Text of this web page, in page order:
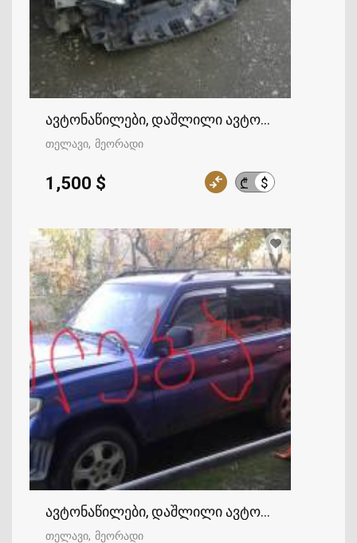
ავტონაწილები, დაშლილი ავტომობილები
თელავი მეორადი
₾ $
1,500 $
ავტონაწილები, დაშლილი ავტომობილები
თელავი მეორადი